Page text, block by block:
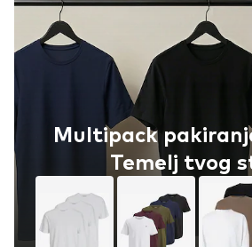
Multipack
Temelj tvog